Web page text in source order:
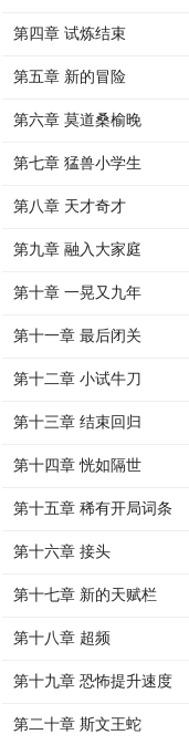
第四章 试炼结束
第五章 新的冒险
第六章 莫道桑榆晚
第七章 猛兽小学生
第八章 天才奇才
第九章 融入大家庭
第十章 一晃又九年
第十一章 最后闭关
第十二章 小试牛刀
第十三章 结束回归
第十四章 恍如隔世
第十五章 稀有开局词条
第十六章 接头
第十七章 新的天赋栏
第十八章 超频
第十九章 恐怖提升速度
第二十章 斯文王蛇